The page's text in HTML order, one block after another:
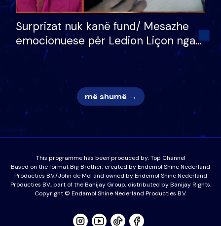
Surprizat nuk kanë fund/ Mesazhe
emocionuese për Ledion Liçon nga
nëna dhe fëmijët e tij, moderatori
nuk i mban dot lotët: Nuk meritoj…
më shumë →
This programme has been produced by:Top Channel
Based on the format Big Brother, created by Endemol Shine Nederland
Producties B.V./John de Mol and owned by Endemol Shine Nederland
Producties BV., part of the Banijay Group, distributed by Banijay Rights.
Copyright © Endamol Shine Nederland Producties B.V.